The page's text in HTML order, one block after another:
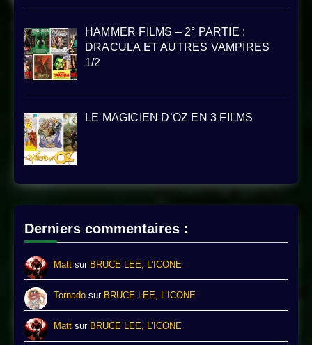
HAMMER FILMS – 2° PARTIE :
DRACULA ET AUTRES VAMPIRES
1/2
LE MAGICIEN D’OZ EN 3 FILMS
Derniers commentaires :
Matt sur BRUCE LEE, L’ICONE
Tornado sur BRUCE LEE, L’ICONE
Matt sur BRUCE LEE, L’ICONE